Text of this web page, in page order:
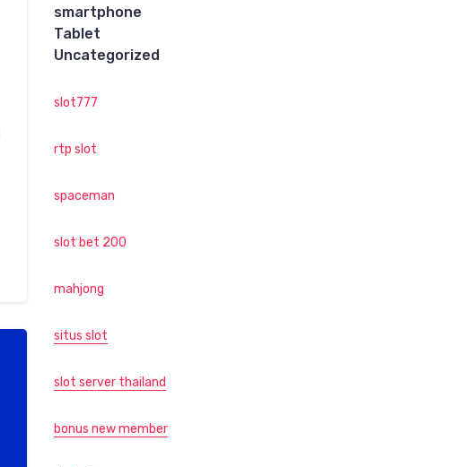
smartphone
Tablet
Uncategorized
slot777
rtp slot
spaceman
slot bet 200
mahjong
situs slot
slot server thailand
bonus new member